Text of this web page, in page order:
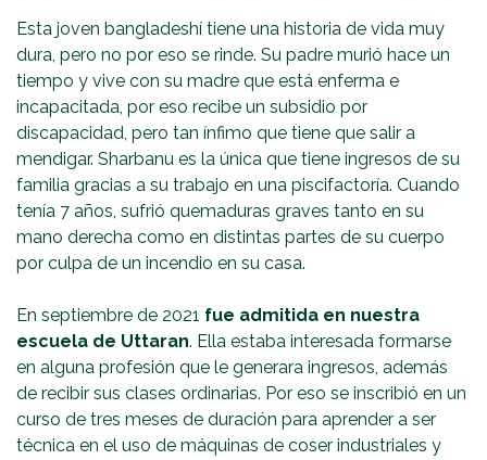
Esta joven bangladeshí tiene una historia de vida muy
dura, pero no por eso se rinde. Su padre murió hace un
tiempo y vive con su madre que está enferma e
incapacitada, por eso recibe un subsidio por
discapacidad, pero tan ínfimo que tiene que salir a
mendigar. Sharbanu es la única que tiene ingresos de su
familia gracias a su trabajo en una piscifactoría. Cuando
tenía 7 años, sufrió quemaduras graves tanto en su
mano derecha como en distintas partes de su cuerpo
por culpa de un incendio en su casa.
En septiembre de 2021 fue admitida en nuestra
escuela de Uttaran. Ella estaba interesada formarse
en alguna profesión que le generara ingresos, además
de recibir sus clases ordinarias. Por eso se inscribió en un
curso de tres meses de duración para aprender a ser
técnica en el uso de máquinas de coser industriales y